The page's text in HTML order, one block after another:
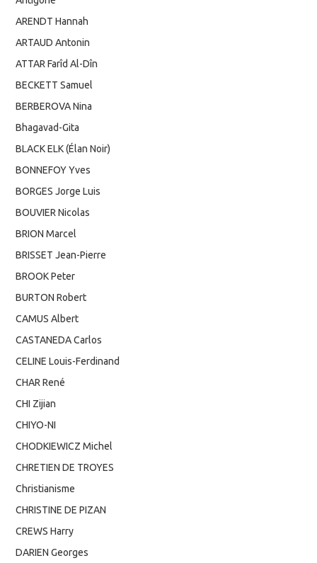
ARENDT Hannah
ARTAUD Antonin
ATTAR Farîd Al-Dîn
BECKETT Samuel
BERBEROVA Nina
Bhagavad-Gita
BLACK ELK (Élan Noir)
BONNEFOY Yves
BORGES Jorge Luis
BOUVIER Nicolas
BRION Marcel
BRISSET Jean-Pierre
BROOK Peter
BURTON Robert
CAMUS Albert
CASTANEDA Carlos
CELINE Louis-Ferdinand
CHAR René
CHI Zijian
CHIYO-NI
CHODKIEWICZ Michel
CHRETIEN DE TROYES
Christianisme
CHRISTINE DE PIZAN
CREWS Harry
DARIEN Georges